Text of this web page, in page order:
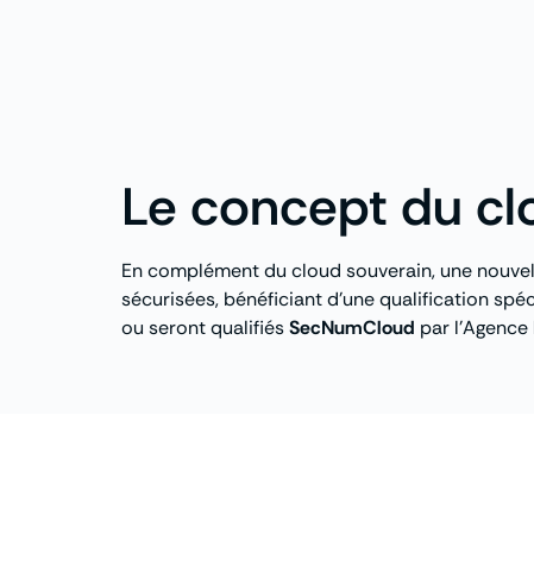
Le concept du
En complément du cloud souverain, une
sécurisées, bénéficiant d’une qualification
ou seront qualifiésSecNumCloud par